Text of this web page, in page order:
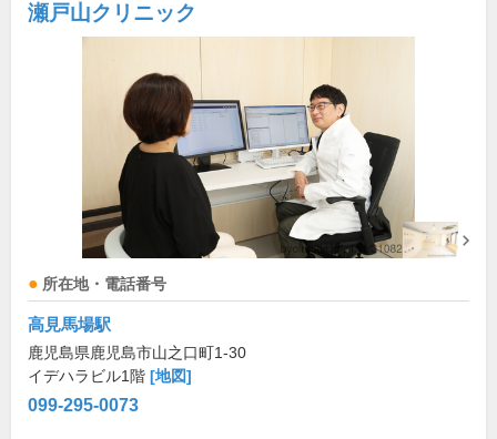
瀬戸山クリニック
所在地・電話番号
高見馬場駅
鹿児島県鹿児島市山之口町1-30
イデハラビル1階 [地図]
099-295-0073